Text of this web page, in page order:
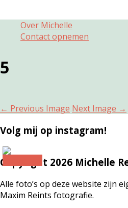
Over Michelle
Contact opnemen
5
← Previous Image Next Image →
Volg mij op instagram!
Copyright 2026 Michelle
Alle foto’s op deze website zijn
Maxim Reints fotografie.